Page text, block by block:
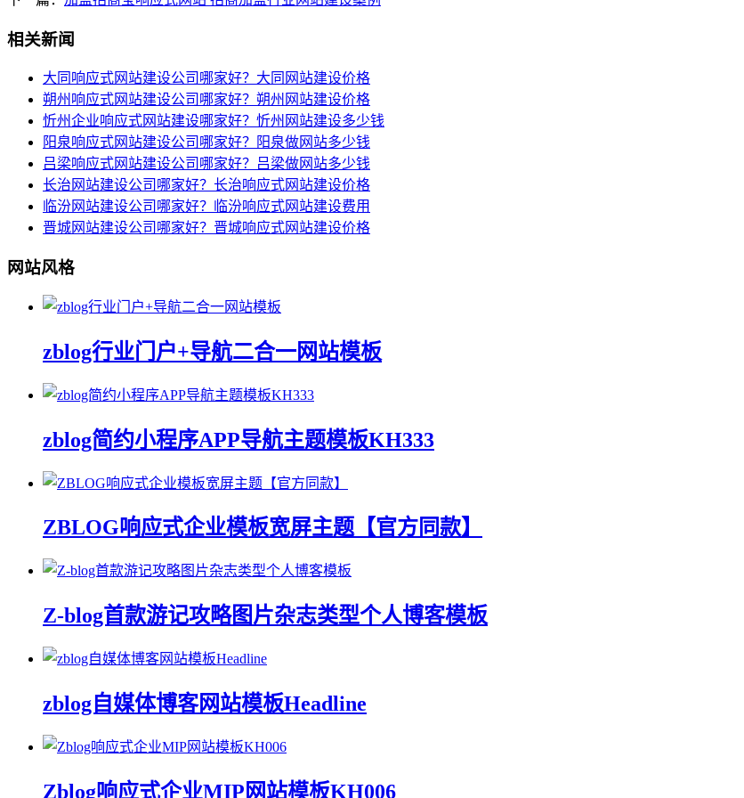
相关新闻
大同响应式网站建设公司哪家好？大同网站建设价格
朔州响应式网站建设公司哪家好？朔州网站建设价格
忻州企业响应式网站建设哪家好？忻州网站建设多少钱
阳泉响应式网站建设公司哪家好？阳泉做网站多少钱
吕梁响应式网站建设公司哪家好？吕梁做网站多少钱
长治网站建设公司哪家好？长治响应式网站建设价格
临汾网站建设公司哪家好？临汾响应式网站建设费用
晋城网站建设公司哪家好？晋城响应式网站建设价格
网站风格
zblog行业门户+导航二合一网站模板
zblog简约小程序APP导航主题模板KH333
ZBLOG响应式企业模板宽屏主题【官方同款】
Z-blog首款游记攻略图片杂志类型个人博客模板
zblog自媒体博客网站模板Headline
Zblog响应式企业MIP网站模板KH006